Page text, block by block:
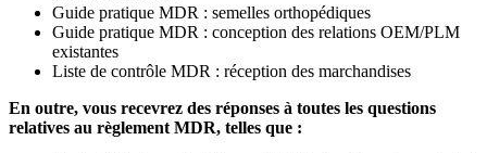
Guide pratique MDR : semelles orthopédiques
Guide pratique MDR : conception des relations OEM/PLM
existantes
Liste de contrôle MDR : réception des marchandises
En outre, vous recevrez des réponses à toutes les questions
relatives au règlement MDR, telles que :